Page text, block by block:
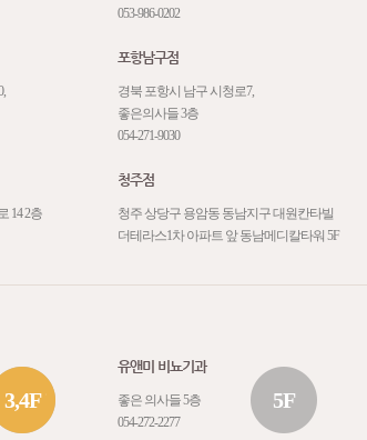
053-986-0202
포항남구점
경북 포항시 남구 시청로7,
좋은의사들 3층
054-271-9030
14 2층
청주점
청주 상당구 용암동 동남지구 대원칸타빌
더테라스1차 아파트 앞 동남메디칼타워 5F
3,4F
유앤미 비뇨기과
좋은 의사들 5층
054-272-2277
5F